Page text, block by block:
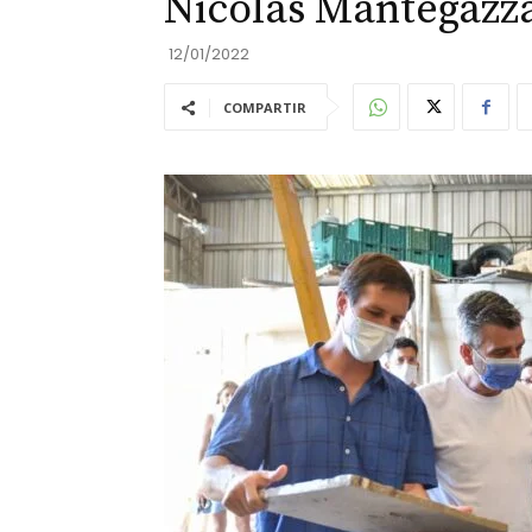
12/01/2022
COMPARTIR